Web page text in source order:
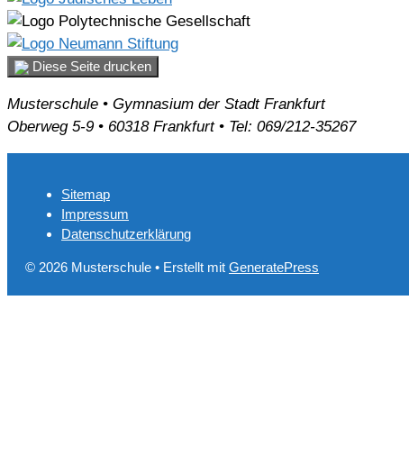
Diese Seite drucken
Musterschule • Gymnasium der Stadt Frankfurt
Oberweg 5-9 • 60318 Frankfurt • Tel: 069/212-35267
Sitemap
Impressum
Datenschutzerklärung
© 2026 Musterschule • Erstellt mit GeneratePress